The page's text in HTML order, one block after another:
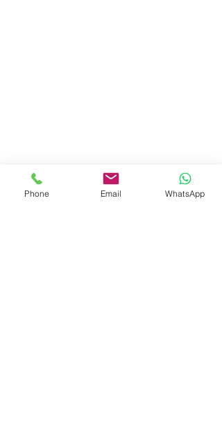
Phone Email WhatsApp